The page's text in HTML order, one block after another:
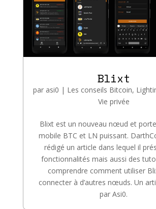
Blixt
par asi0 | Les conseils Bitcoin,
Vie privée
Blixt est un nouveau nœud et
mobile BTC et LN puissant.
rédigé un article dans lequel il
fonctionnalités mais aussi des
comprendre comment utiliser
connecter à d’autres nœuds. Un
par Asi0.